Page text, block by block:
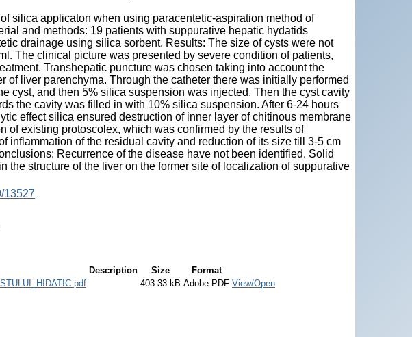
silica applicaton when using paracentetic-aspiration method of
and methods: 19 patients with suppurative hepatic hydatids
drainage using silica sorbent. Results: The size of cysts were not
The clinical picture was presented by severe condition of patients,
Transhepatic puncture was chosen taking into account the
of liver parenchyma. Through the catheter there was initially performed
cyst, and then 5% silica suspension was injected. Then the cyst cavity
the cavity was filled in with 10% silica suspension. After 6-24 hours
effect silica ensured destruction of inner layer of chitinous membrane
of existing protoscolex, which was confirmed by the results of
inflammation of the residual cavity and reduction of its size till 3-5 cm
Recurrence of the disease have not been identified. Solid
the structure of the liver on the former site of localization of suppurative
13527
Description Size
Format
403.33 kB Adobe PDF View/Open